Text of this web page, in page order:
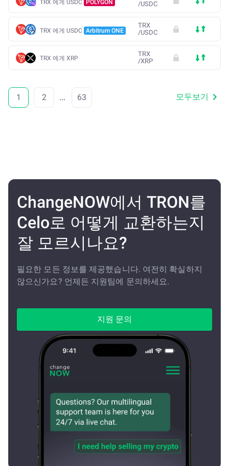
TRX 에게 USDC POLYGON
/USDC
TRX 에게 USDC Arbitrum ONE
TRX
/USDC
TRX 에게 XRP
TRX
/XRP
1 2 ... 63 모두보기
ChangeNOW에서 TRON를
Celo로 어떻게 교환하는지
잘 모르시나요?
필요한 모든 정보를 제공했습니다. 여전히 확실하지
않으신가요? 언제든 지원팀에 문의하세요.
지원 문의